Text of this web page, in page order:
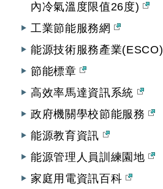
內冷氣溫度限值26度)
工業節能服務網
能源技術服務產業(ESCO)
節能標章
高效率馬達資訊系統
政府機關學校節能服務
能源教育資訊
能源管理人員訓練園地
家庭用電資訊百科